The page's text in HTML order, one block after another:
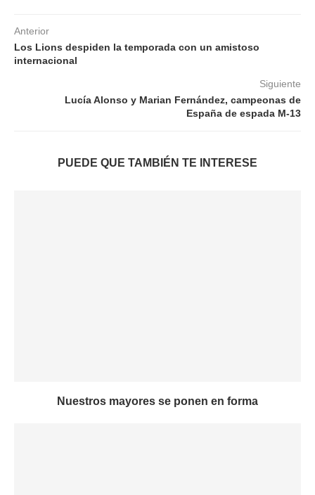
Anterior
Los Lions despiden la temporada con un amistoso
internacional
Siguiente
Lucía Alonso y Marian Fernández, campeonas de
España de espada M-13
PUEDE QUE TAMBIÉN TE INTERESE
Nuestros mayores se ponen en forma